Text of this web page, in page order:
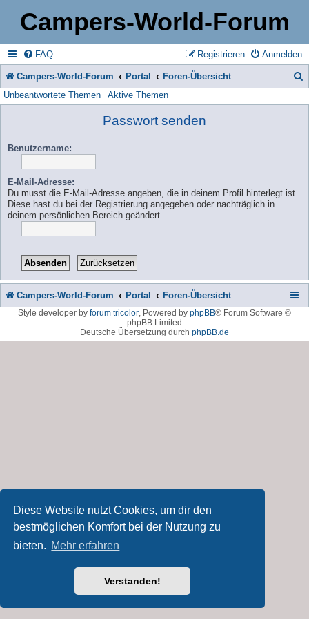
Diese Website nutzt Cookies, um dir den
bestmöglichen Komfort bei der Nutzung zu
bieten. Mehr erfahren
Verstanden!
Campers-World-Forum
FAQ Anmelden
Registrieren
Campers-World-Forum Portal Foren-Übersicht
Unbeantwortete Themen Aktive Themen
Passwort senden
Benutzername:
E-Mail-Adresse:
Du musst die E-Mail-Adresse angeben, die in deinem Profil hinterlegt ist.
Diese hast du bei der Registrierung angegeben oder nachträglich in
deinem persönlichen Bereich geändert.
Campers-World-Forum Portal Foren-Übersicht
Style developer by forum tricolor Powered by phpBB® Forum Software ©
phpBB Limited
Deutsche Übersetzung durch phpBB.de